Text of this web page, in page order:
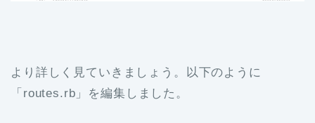
より詳しく見ていきましょう。以下のように
「routes.rb」を編集しました。